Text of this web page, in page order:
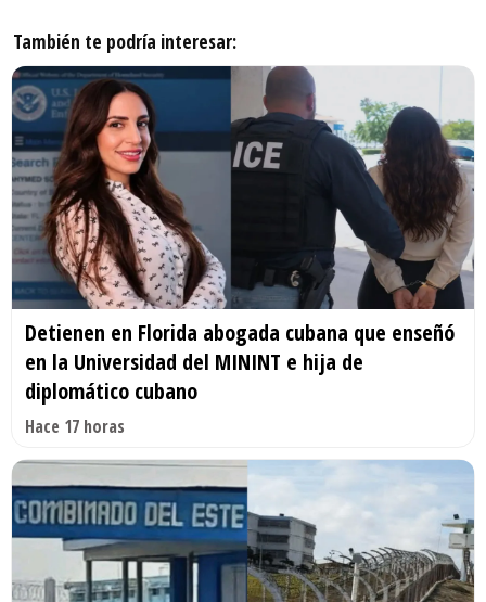
También te podría interesar:
Detienen en Florida abogada cubana que enseñó
en la Universidad del MININT e hija de
diplomático cubano
Hace 17 horas